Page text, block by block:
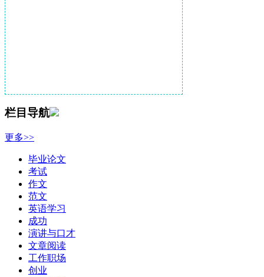
栏目导航
更多>>
毕业论文
考试
作文
范文
英语学习
成功
演讲与口才
文章阅读
工作职场
创业